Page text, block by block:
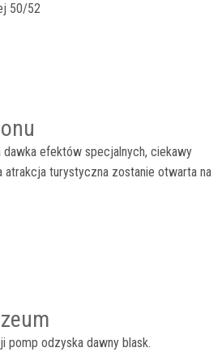
50/52
efektów specjalnych, ciekawy
atrakcja turystyczna zostanie otwarta na
pomp odzyska dawny blask.